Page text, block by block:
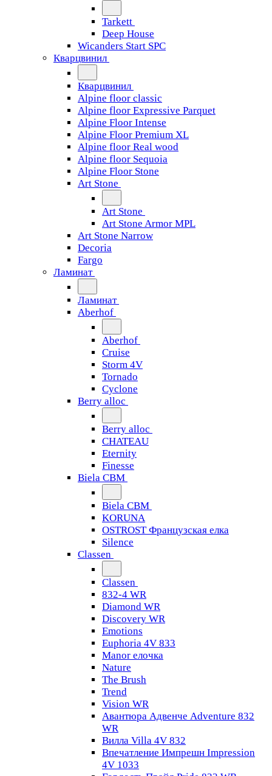
Tarkett
Deep House
Wicanders Start SPC
Кварцвинил
Кварцвинил
Alpine floor classic
Alpine floor Expressive Parquet
Alpine Floor Intense
Alpine Floor Premium XL
Alpine floor Real wood
Alpine floor Sequoia
Alpine Floor Stone
Art Stone
Art Stone
Art Stone Armor MPL
Art Stone Narrow
Decoria
Fargo
Ламинат
Ламинат
Aberhof
Aberhof
Cruise
Storm 4V
Tornado
Сyclone
Berry alloc
Berry alloc
CHATEAU
Eternity
Finesse
Biela CBM
Biela CBM
KORUNA
OSTROST Французская елка
Silence
Classen
Classen
832-4 WR
Diamond WR
Discovery WR
Emotions
Euphoria 4V 833
Manor елочка
Nature
The Brush
Trend
Vision WR
Авантюра Адвенче Adventure 832
WR
Вилла Villa 4V 832
Впечатление Импрешн Impression
4V 1033